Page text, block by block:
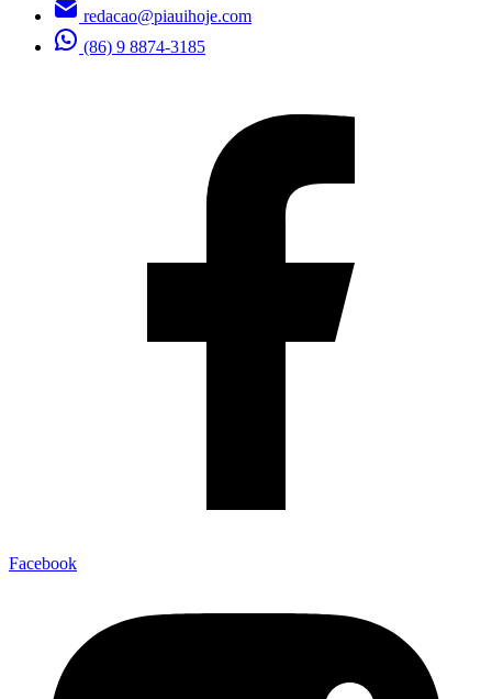
redacao@piauihoje.com
(86) 9 8874-3185
Facebook